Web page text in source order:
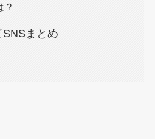
？
まとめ